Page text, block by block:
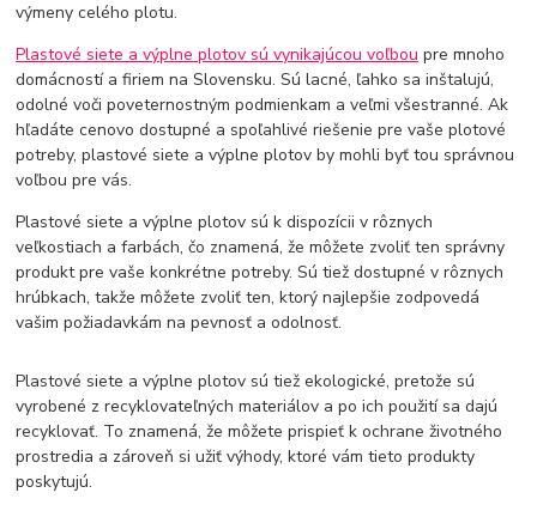
výmeny celého plotu.
Plastové siete a výplne plotov sú vynikajúcou voľbou pre mnoho
domácností a firiem na Slovensku. Sú lacné, ľahko sa inštalujú,
odolné voči poveternostným podmienkam a veľmi všestranné. Ak
hľadáte cenovo dostupné a spoľahlivé riešenie pre vaše plotové
potreby, plastové siete a výplne plotov by mohli byť tou správnou
voľbou pre vás.
Plastové siete a výplne plotov sú k dispozícii v rôznych
veľkostiach a farbách, čo znamená, že môžete zvoliť ten správny
produkt pre vaše konkrétne potreby. Sú tiež dostupné v rôznych
hrúbkach, takže môžete zvoliť ten, ktorý najlepšie zodpovedá
vašim požiadavkám na pevnosť a odolnosť.
Plastové siete a výplne plotov sú tiež ekologické, pretože sú
vyrobené z recyklovateľných materiálov a po ich použití sa dajú
recyklovať. To znamená, že môžete prispieť k ochrane životného
prostredia a zároveň si užiť výhody, ktoré vám tieto produkty
poskytujú.